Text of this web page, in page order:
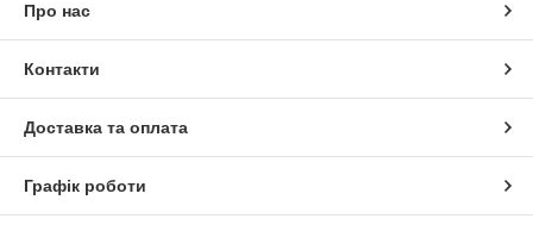
Про нас
Контакти
Доставка та оплата
Графік роботи